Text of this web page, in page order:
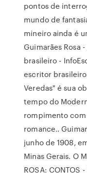
pontos de
mundo de
mineiro ainda é
Guimarães Rosa
brasileiro -
escritor
Veredas" é sua
tempo do
rompimento
romance..
junho de 1908,
Minas Gerais. O
ROSA: CONTOS